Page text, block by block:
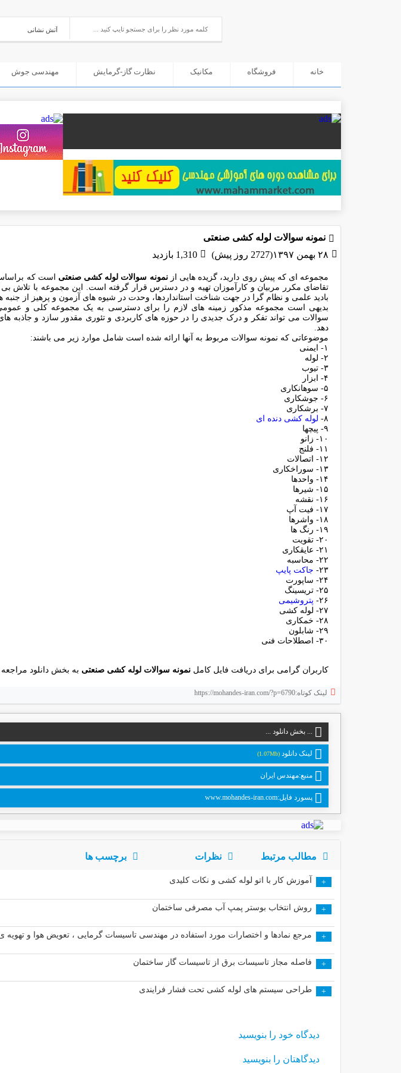
خانه فروشگاه مکانیک نظارت گاز-گرمایش مهندسی جوش
نمونه سوالات لوله کشی صنعتی
۲۸ بهمن ۱۳۹۷(2727 روز پیش)
1,310 بازدید
مجموعه ای که پیش روی دارید، گزیده هایی ازنمونه سوالات لوله کشی صنعتی است که
تقاضای مکرر مربیان و کارآموزان تهیه و در دسترس قرار گرفته است. این مجموعه با تلاش
بادید علمی و نظام گرا در جهت شناخت استانداردها، وحدت در شیوه های آزمون و پرهیز از
بدیهی است مجموعه مذکور زمینه های لازم را برای دسترسی به یک مجموعه کلی و عمومی
سوالات می تواند تفکر و درک جدیدی را در حوزه های کاربردی و تئوری مقدور سازد و جاذبه
دهد.
موضوعاتی که نمونه سوالات مربوط به آنها ارائه شده است شامل موارد زیر می باشند:
۱- ایمنی
۲- لوله
۳- تیوب
۴- ابزار
۵- سوهانکاری
۶- جوشکاری
۷- برشکاری
۸- لوله کشی دنده ای
۹- پیچها
۱۰- زانو
۱۱- فلنج
۱۲- اتصالات
۱۳- سوراخکاری
۱۴- واحدها
۱۵- شیرها
۱۶- نقشه
۱۷- فیت آپ
۱۸- واشرها
۱۹- رنگ ها
۲۰- تقویت
۲۱- عایقکاری
۲۲- محاسبه
۲۳-
جاکت پایپ
۲۴- ساپورت
۲۵- تریسینگ
۲۶- پتروشیمی
۲۷- لوله کشی
۲۸- خمکاری
۲۹- شابلون
۳۰- اصطلاحات فنی
کاربران گرامی برای دریافت فایل کامل نمونه سوالات لوله کشی صنعتی به بخش دانلود مراجعه
لینک کوتاه:https://mohandes-iran.com/?p=6790
... بخش دانلود ...
لینک دانلود (1.07Mb)
منبع:مهندس ایران
پسورد فایل:www.mohandes-iran.com
مطالب مرتبط نظرات برچسب ها
+ آموزش کار با اتو لوله کشی و نکات کلیدی
+ روش انتخاب بوستر پمپ آب مصرفی ساختمان
+ مرجع نمادها و اختصارات مورد استفاده در مهندسی تاسیسات گرمایی ، تعویض هوا و تهویه
+ فاصله مجاز تاسیسات برق از تاسیسات گاز ساختمان
+ طراحی سیستم های لوله کشی تحت فشار فرایندی
دیدگاه خود را بنویسید
دیدگاهتان را بنویسید